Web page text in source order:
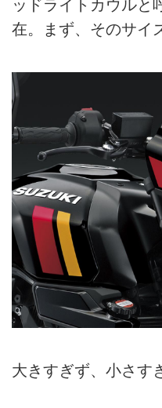
ッドライトカウルと
在。まず、そのサイ
大きすぎず、小さす